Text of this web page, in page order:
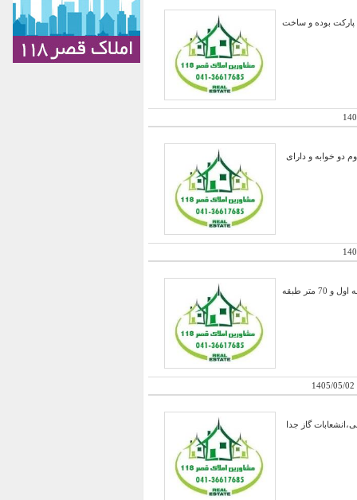
موکت و طبقه اول پارکت بوده و ساخت
و طبقه دوم دو خوابه و دارای
فروش یک حیاط با عرصه 100 متر و در دو طبقه و دارای یک مغازه غیر مجاز قدیمی 28 متری 30 ساله و 100 متر طبقه اول و 70 متر طبقه
1405/05/02
معمولی،انشعابات گاز جدا